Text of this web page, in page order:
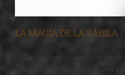
LA MAGIA DE LA SÁBILA
El uso de la sábila en cosmética
conocida como aloe vera, es una